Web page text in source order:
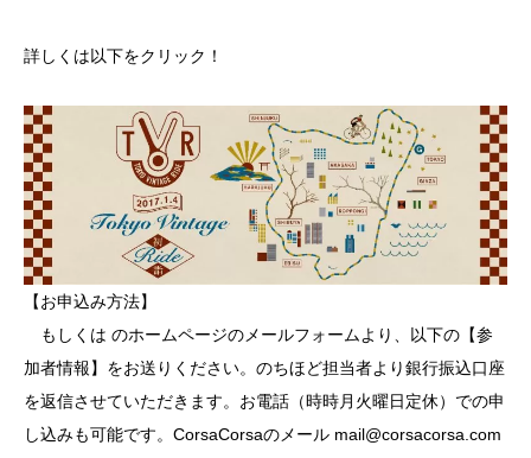
詳しくは以下をクリック！
【お申込み方法】
もしくは のホームページのメールフォームより、以下の【参
加者情報】をお送りください。のちほど担当者より銀行振込口座
を返信させていただきます。お電話（時時月火曜日定休）での申
し込みも可能です。CorsaCorsaのメール mail@corsacorsa.com